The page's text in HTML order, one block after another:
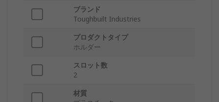
ブランド
Toughbuilt Industries
プロダクトタイプ
ホルダー
スロット数
2
材質